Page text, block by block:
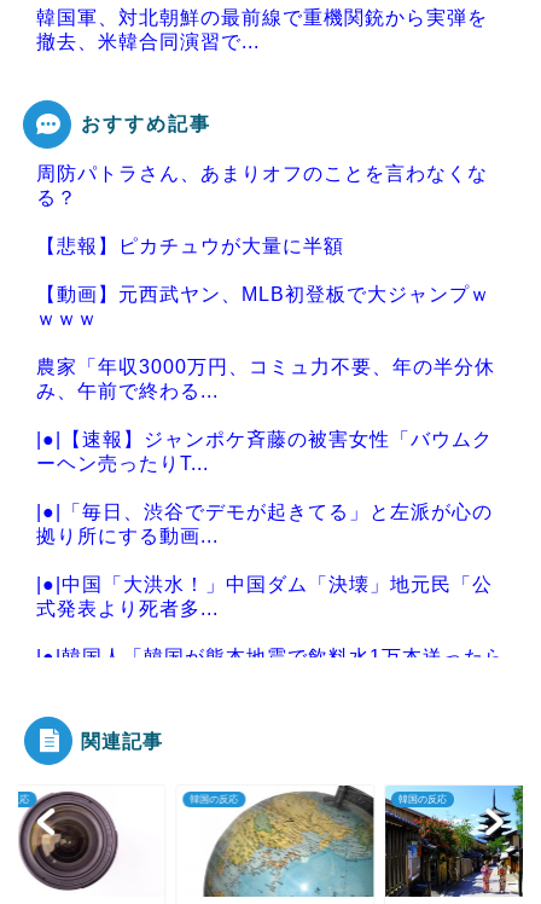
韓国軍、対北朝鮮の最前線で重機関銃から実弾を
撤去、米韓合同演習で...
Powered by livedoor 相互RSS
おすすめ記事
周防パトラさん、あまりオフのことを言わなくな
る？
【悲報】ピカチュウが大量に半額
【動画】元西武ヤン、MLB初登板で大ジャンプｗ
ｗｗｗ
農家「年収3000万円、コミュ力不要、年の半分休
み、午前で終わる...
|●|【速報】ジャンポケ斉藤の被害女性「バウムク
ーヘン売ったりT...
|●|「毎日、渋谷でデモが起きてる」と左派が心の
拠り所にする動画...
|●|中国「大洪水！」中国ダム「決壊」地元民「公
式発表より死者多...
|●|韓国人「韓国が熊本地震で飲料水1万本送ったら
Powered by livedoor 相互RSS
関連記事
反応 韓国の反応 韓国の反応